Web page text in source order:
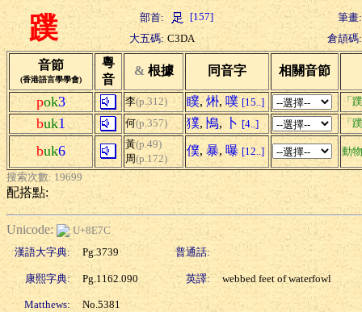
蹼 部首: [157]
筆畫:
大五碼: C3DA 倉頡碼:
音節
(香港語言學學會)
粵
音
& 根據 同音字 相關音節
pok3 李(p.312) 瞨, 烞, 噗 [15..] 「
buk1 何(p.357) 獛, 鳪, 卜 [4..] 「
buk6 黃(p.49)
周(p.172)
僕, 暴, 曝 [12..] 動
搜索次數: 19699
配搭點:
Unicode:
U+8E7C
漢語大字典:
Pg.3739 普通話:
康熙字典: Pg.1162.090 英譯: webbed feet of waterfowl
Matthews: No.5381